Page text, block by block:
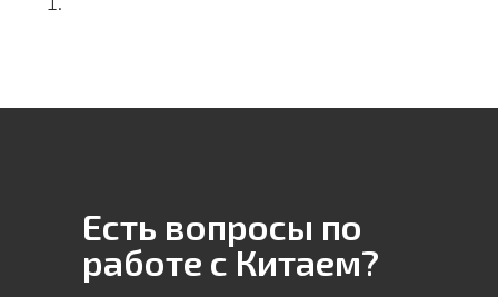
Есть вопросы по
работе с Китаем?
Забудьте о браке и задержках